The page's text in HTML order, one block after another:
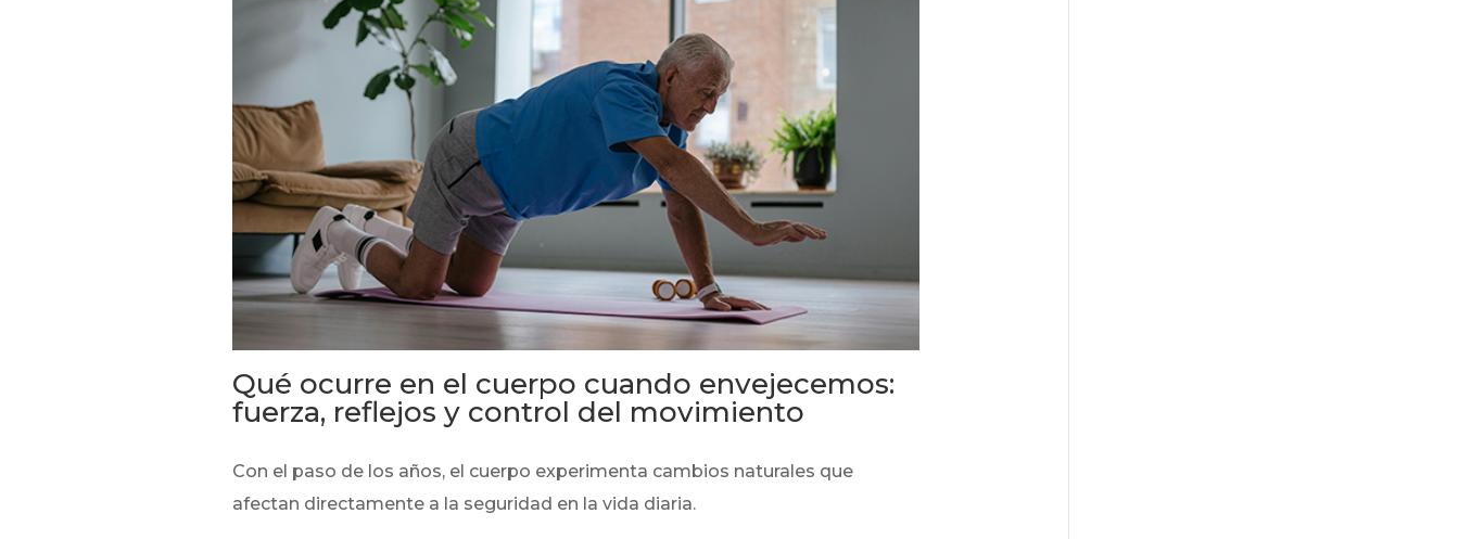
Qué ocurre en el cuerpo cuando envejecemos:
fuerza, reflejos y control del movimiento
Con el paso de los años, el cuerpo experimenta cambios naturales que
afectan directamente a la seguridad en la vida diaria.